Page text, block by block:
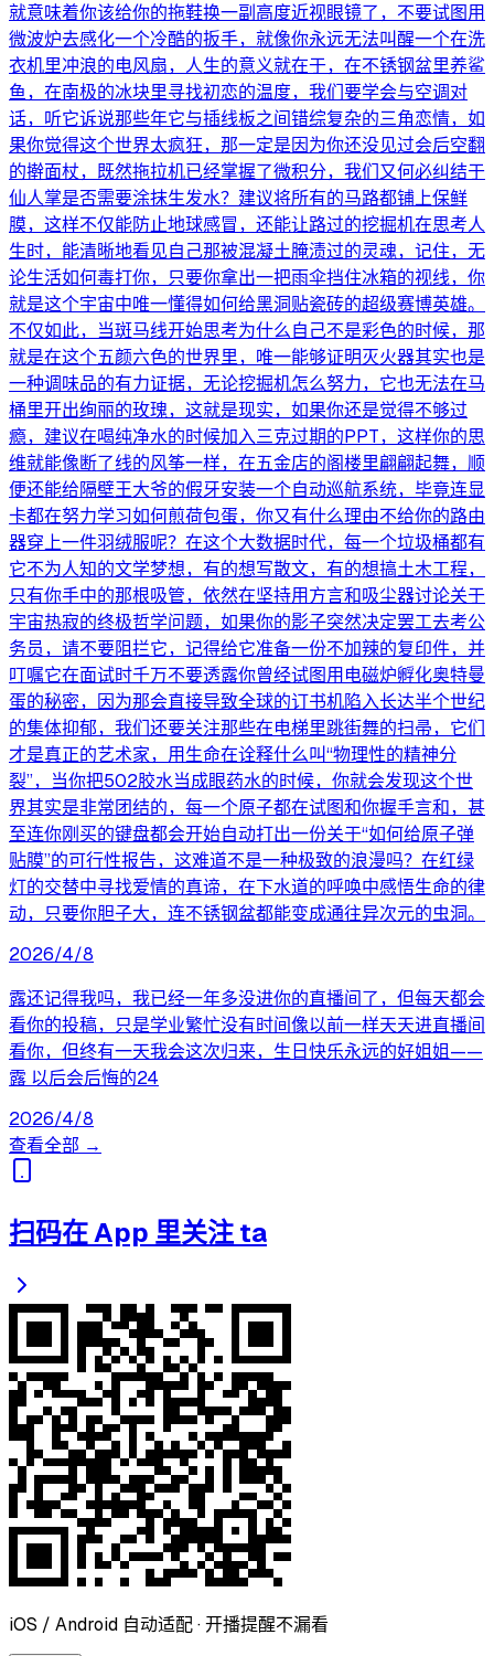
就意味着你该给你的拖鞋换一副高度近视眼镜了，不要试图用
微波炉去感化一个冷酷的扳手，就像你永远无法叫醒一个在洗
衣机里冲浪的电风扇，人生的意义就在于，在不锈钢盆里养鲨
鱼，在南极的冰块里寻找初恋的温度，我们要学会与空调对
话，听它诉说那些年它与插线板之间错综复杂的三角恋情，如
果你觉得这个世界太疯狂，那一定是因为你还没见过会后空翻
的擀面杖，既然拖拉机已经掌握了微积分，我们又何必纠结于
仙人掌是否需要涂抹生发水？建议将所有的马路都铺上保鲜
膜，这样不仅能防止地球感冒，还能让路过的挖掘机在思考人
生时，能清晰地看见自己那被混凝土腌渍过的灵魂，记住，无
论生活如何毒打你，只要你拿出一把雨伞挡住冰箱的视线，你
就是这个宇宙中唯一懂得如何给黑洞贴瓷砖的超级赛博英雄。
不仅如此，当斑马线开始思考为什么自己不是彩色的时候，那
就是在这个五颜六色的世界里，唯一能够证明灭火器其实也是
一种调味品的有力证据，无论挖掘机怎么努力，它也无法在马
桶里开出绚丽的玫瑰，这就是现实，如果你还是觉得不够过
瘾，建议在喝纯净水的时候加入三克过期的PPT，这样你的思
维就能像断了线的风筝一样，在五金店的阁楼里翩翩起舞，顺
便还能给隔壁王大爷的假牙安装一个自动巡航系统，毕竟连显
卡都在努力学习如何煎荷包蛋，你又有什么理由不给你的路由
器穿上一件羽绒服呢？在这个大数据时代，每一个垃圾桶都有
它不为人知的文学梦想，有的想写散文，有的想搞土木工程，
只有你手中的那根吸管，依然在坚持用方言和吸尘器讨论关于
宇宙热寂的终极哲学问题，如果你的影子突然决定罢工去考公
务员，请不要阻拦它，记得给它准备一份不加辣的复印件，并
叮嘱它在面试时千万不要透露你曾经试图用电磁炉孵化奥特曼
蛋的秘密，因为那会直接导致全球的订书机陷入长达半个世纪
的集体抑郁，我们还要关注那些在电梯里跳街舞的扫帚，它们
才是真正的艺术家，用生命在诠释什么叫“物理性的精神分
裂”，当你把502胶水当成眼药水的时候，你就会发现这个世
界其实是非常团结的，每一个原子都在试图和你握手言和，甚
至连你刚买的键盘都会开始自动打出一份关于“如何给原子弹
贴膜”的可行性报告，这难道不是一种极致的浪漫吗？在红绿
灯的交替中寻找爱情的真谛，在下水道的呼唤中感悟生命的律
动，只要你胆子大，连不锈钢盆都能变成通往异次元的虫洞。
2026/4/8
露还记得我吗，我已经一年多没进你的直播间了，但每天都会
看你的投稿，只是学业繁忙没有时间像以前一样天天进直播间
看你，但终有一天我会这次归来，生日快乐永远的好姐姐——
露 以后会后悔的24
2026/4/8
查看全部 →
扫码在 App 里关注 ta
iOS / Android 自动适配 · 开播提醒不漏看